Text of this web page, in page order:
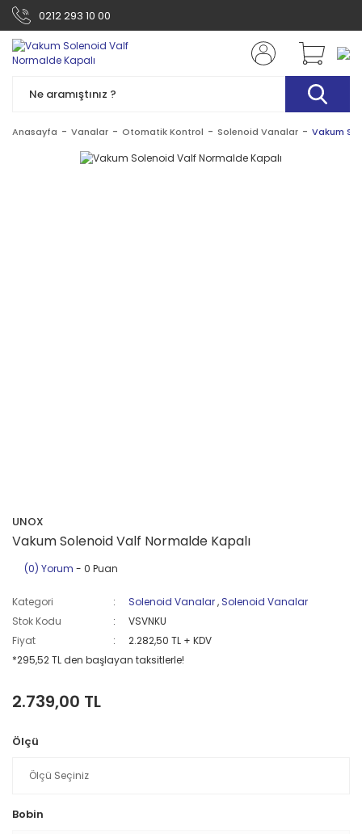
0212 293 10 00
Anasayfa Vanalar Otomatik Kontrol Solenoid Vanalar Vakum
UNOX
Vakum Solenoid Valf Normalde Kapalı
(0) Yorum - 0 Puan
Kategori Solenoid Vanalar, Solenoid Vanalar
Stok Kodu
VSVNKU
Fiyat
2.282,50 TL + KDV
*295,52 TL den başlayan taksitlerle!
2.739,00 TL
Ölçü
Bobin